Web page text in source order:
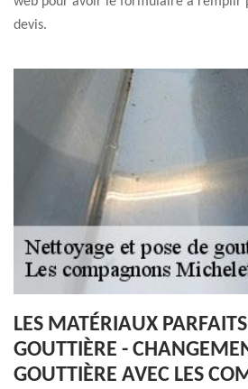
devis.
LES MATÉRIAUX
GOUTTIÈRE -
GOUTTIÈRE AVEC LES